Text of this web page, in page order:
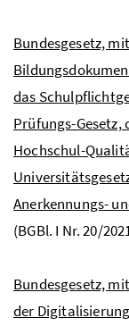
Bundesgesetz,
das
Prüfungs-Gesetz,
Hochschul-
Anerkennungs-
(BGBl. I Nr.20/
Bundesgesetz,
der